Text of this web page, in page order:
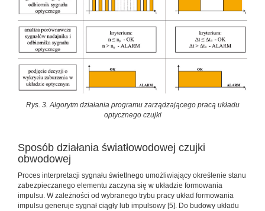
Rys. 3. Algorytm działania programu zarządzającego pracą układu
optycznego czujki
Sposób działania światłowodowej czujki
obwodowej
Proces interpretacji sygnału świetlnego umożliwiający określenie stanu
zabezpieczanego elementu zaczyna się w układzie formowania
impulsu. W zależności od wybranego trybu pracy układ formowania
impulsu generuje sygnał ciągły lub impulsowy [5]. Do budowy układu